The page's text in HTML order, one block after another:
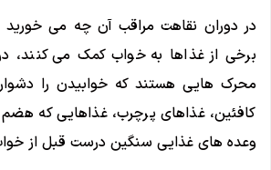
در دوران نقاهت مراقب آن چه می
برخی از غذاها به خواب کمک می کنند،
محرک هایی هستند که خوابیدن را
کافئین، غذاهای پرچرب، غذاهایی که
وعده های غذایی سنگین درست قبل از